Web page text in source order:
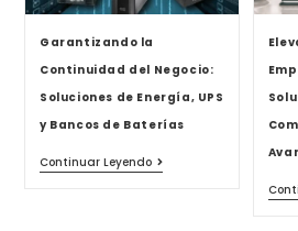
Garantizando la
Continuidad del Negocio:
Soluciones de Energía, UPS
y Bancos de Baterías
Continuar Leyendo